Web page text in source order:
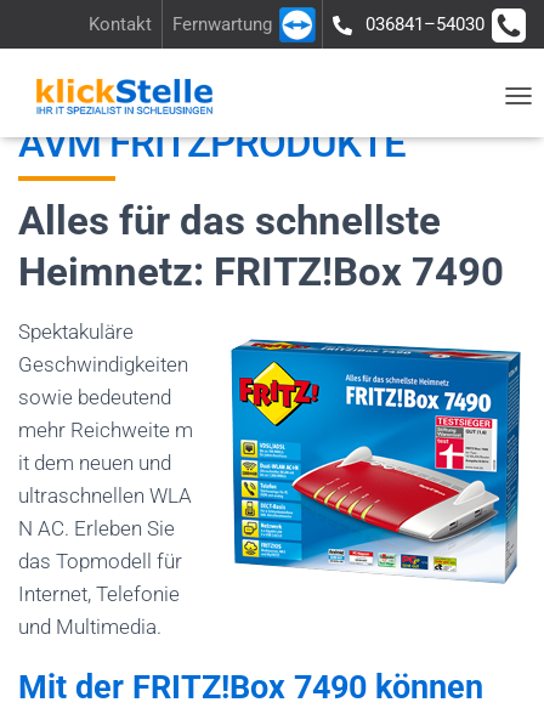
036841–54030
Fernwartung
Kontakt
I
O
N
U
M
S
AVM FRITZPRODUKTE
Alles für das schnellste
Heimnetz: FRITZ!Box 7490
Spektakuläre
Geschwindigkeiten
sowie bedeutend
mehr Reichweite m
it dem neuen und
ultraschnellen WLA
N AC. Erleben Sie
das Topmodell für
Internet, Telefonie
und Multimedia.
Mit der FRITZ!Box 7490 können